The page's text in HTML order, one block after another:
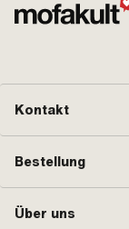
Kontakt
Bestellung
Über uns